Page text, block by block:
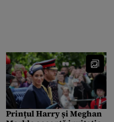
Prințul Harry și Meghan